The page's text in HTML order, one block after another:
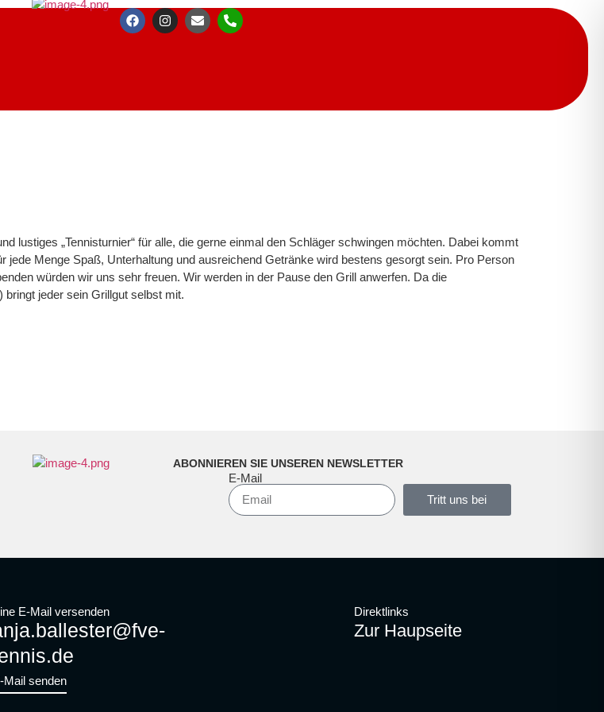
lustiges „Tennisturnier“ für alle, die gerne einmal den Schläger schwingen möchten. Dabei kommt
jede Menge Spaß, Unterhaltung und ausreichend Getränke wird bestens gesorgt sein. Pro Person
würden wir uns sehr freuen. Wir werden in der Pause den Grill anwerfen. Da die
jeder sein Grillgut selbst mit.
ABONNIEREN SIE UNSEREN NEWSLETTER
E-Mail
Tritt uns bei
E-Mail versenden
Mail senden
Direktlinks
Zur Haupseite